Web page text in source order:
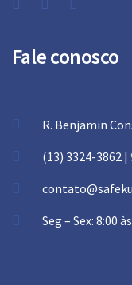
Fale conosco
R. Benjamin
(13) 3324-3862 |
Seg – Sex: 8:00